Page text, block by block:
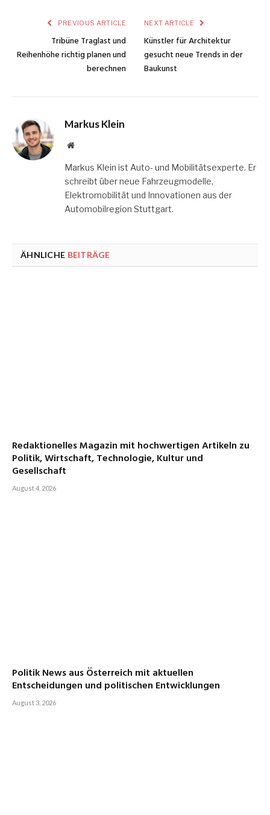
PREVIOUS ARTICLE
Tribüne Traglast und
Reihenhöhe richtig planen und
berechnen
NEXT ARTICLE
Künstler für Architektur
gesucht neue Trends in der
Baukunst
Markus Klein
Website
Markus Klein ist Auto- und Mobilitätsexperte. Er
schreibt über neue Fahrzeugmodelle,
Elektromobilität und Innovationen aus der
Automobilregion Stuttgart.
ÄHNLICHE BEITRÄGE
Redaktionelles Magazin mit hochwertigen Artikeln zu
Politik, Wirtschaft, Technologie, Kultur und
Gesellschaft
August 4, 2026
Politik News aus Österreich mit aktuellen
Entscheidungen und politischen Entwicklungen
August 3, 2026